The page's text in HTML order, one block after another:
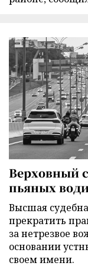
Верховный
пьяных
Высшая
прекратить
за нетрезвое
основании
своем имени.